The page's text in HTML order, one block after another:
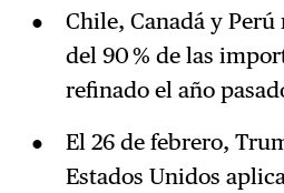
Chile, Canadá y
del 90 % de las
refinado el año
El 26 de febrero,
Estados Unidos